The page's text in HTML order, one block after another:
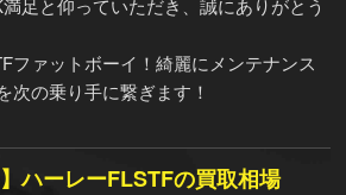
足と仰っていただき、誠にありがとう
ファットボーイ！綺麗にメンテナンス
次の乗り手に繋ぎます！
ハーレーFLSTFの買取相場